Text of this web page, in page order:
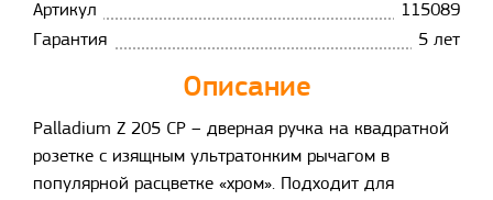
Артикул
115089
Гарантия
5 лет
Описание
Palladium Z 205 CP – дверная ручка на квадратной
розетке с изящным ультратонким рычагом в
популярной расцветке «хром». Подходит для